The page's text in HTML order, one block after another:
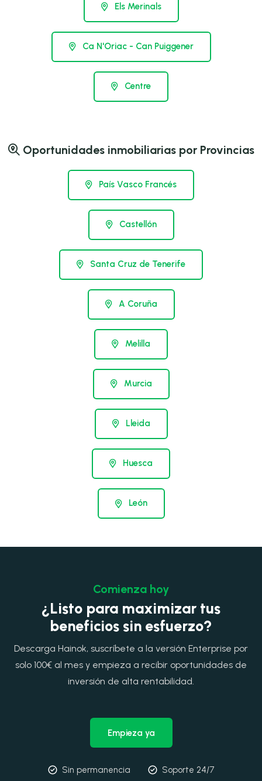
Els Merinals
Ca N'Oriac - Can Puiggener
Centre
Oportunidades inmobiliarias por Provincias
País Vasco Francés
Castellón
Santa Cruz de Tenerife
A Coruña
Melilla
Murcia
Lleida
Huesca
León
Comienza hoy
¿Listo para maximizar tus
beneficios sin esfuerzo?
Descarga Hainok, suscríbete a la versión Enterprise por
solo 100€ al mes y empieza a recibir oportunidades de
inversión de alta rentabilidad.
Empieza ya
Sin permanencia
Soporte 24/7